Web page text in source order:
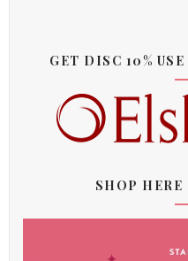
GET DISC 10%
SHOP HERE